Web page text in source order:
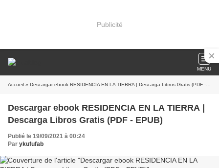
Publicité
MENU
Accueil » Descargar ebook RESIDENCIA EN LA TIERRA | Descarga Libros Gratis (PDF - EPUB)
Descargar ebook RESIDENCIA EN LA TIERRA |
Descarga Libros Gratis (PDF - EPUB)
Publié le 19/09/2021 à 00:24
Par ykufufab